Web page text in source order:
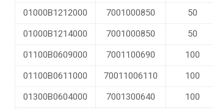
01000B1212000
7001000850
50
01000B1214000
7001000850
50
01100B0609000
7001100690
100
01100B0611000
70011006110
100
01300B0604000
7001300640
100